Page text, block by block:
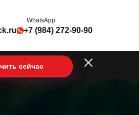
WhatsApp:
+7 (984) 272-90-90
сейчас